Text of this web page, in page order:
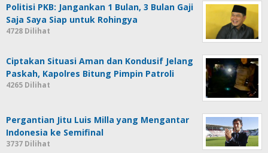
Politisi PKB: Jangankan 1 Bulan, 3 Bulan Gaji
Saja Saya Siap untuk Rohingya
4728 Dilihat
Ciptakan Situasi Aman dan Kondusif Jelang
Paskah, Kapolres Bitung Pimpin Patroli
4265 Dilihat
Pergantian Jitu Luis Milla yang Mengantar
Indonesia ke Semifinal
3737 Dilihat